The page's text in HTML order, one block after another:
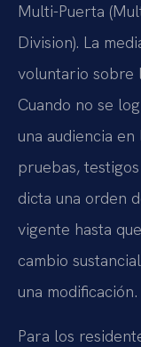
Multi-Puerta
Division). La
voluntario sobre
Cuando no se
una audiencia
pruebas,
dicta una orden
vigente hasta
cambio
una modificación.
Para los